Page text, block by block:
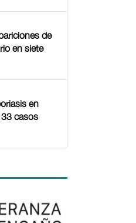
de
en siete
en
casos